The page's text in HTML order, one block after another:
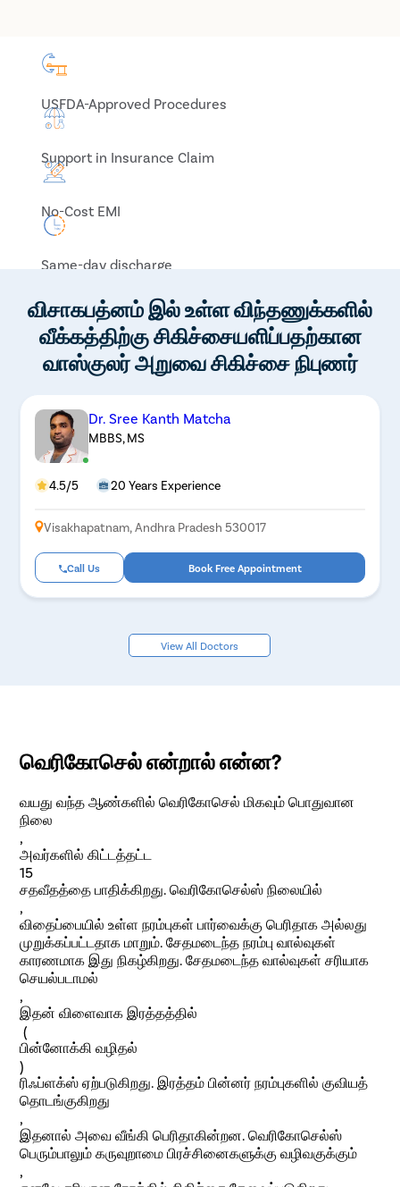
USFDA-Approved Procedures
Support in Insurance Claim
No-Cost EMI
Same-day discharge
விசாகபத்னம் இல் உள்ள விந்தணுக்களில்
வீக்கத்திற்கு சிகிச்சையளிப்பதற்கான
வாஸ்குலர் அறுவை சிகிச்சை நிபுணர்
Dr. Sree Kanth Matcha
MBBS, MS
4.5/5 20 Years Experience
Visakhapatnam, Andhra Pradesh 530017
Call Us Book Free Appointment
View All Doctors
வெரிகோசெல் என்றால் என்ன?
வயது வந்த ஆண்களில் வெரிகோசெல் மிகவும் பொதுவான
நிலை
,
அவர்களில் கிட்டத்தட்ட
15
சதவீதத்தை பாதிக்கிறது. வெரிகோசெல்ஸ் நிலையில்
,
விதைப்பையில் உள்ள நரம்புகள் பார்வைக்கு பெரிதாக அல்லது
முறுக்கப்பட்டதாக மாறும். சேதமடைந்த நரம்பு வால்வுகள்
காரணமாக இது நிகழ்கிறது. சேதமடைந்த வால்வுகள் சரியாக
செயல்படாமல்
,
இதன் விளைவாக இரத்தத்தில்
(
பின்னோக்கி வழிதல்
)
ரிஃப்ளக்ஸ் ஏற்படுகிறது. இரத்தம் பின்னர் நரம்புகளில் குவியத்
தொடங்குகிறது
,
இதனால் அவை வீங்கி பெரிதாகின்றன. வெரிகோசெல்ஸ்
பெரும்பாலும் கருவுறாமை பிரச்சினைகளுக்கு வழிவகுக்கும்
,